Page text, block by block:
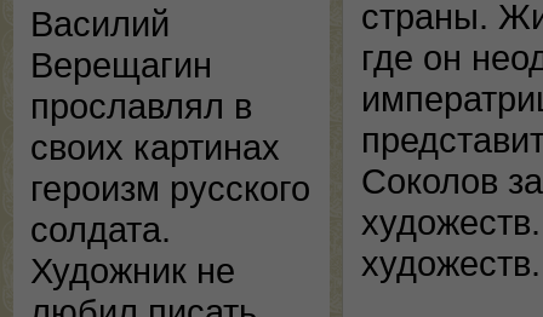
Василий
Верещагин
прославлял в
своих картинах
героизм русского
солдата.
Художник не
страны.
где он
Соколов
художеств.